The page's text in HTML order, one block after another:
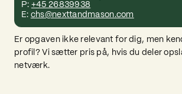
P: +45 26839938
E: chs@nexttandmason.com
Er opgaven ikke relevant for dig, men
profil? Vi sætter pris på, hvis du deler
netværk.